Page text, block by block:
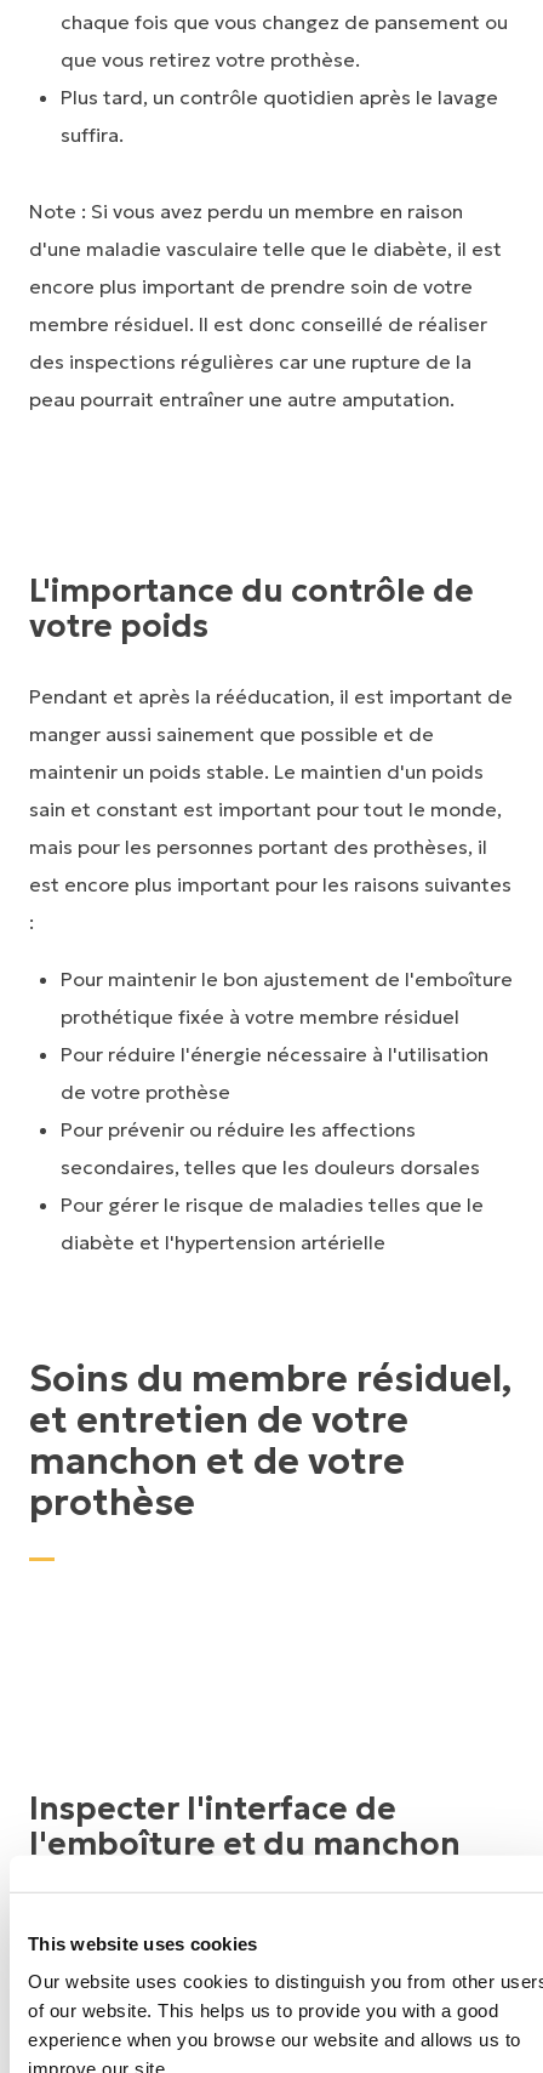
This website uses cookies
Our website uses cookies to distinguish you from other
of our website. This helps us to provide you with a good
experience when you browse our website and allows us to
improve our site.
chaque fois que vous changez de pansement ou
que vous retirez votre prothèse.
Plus tard, un contrôle quotidien après le lavage
suffira.
Note : Si vous avez perdu un membre en raison
d'une maladie vasculaire telle que le diabète, il est
encore plus important de prendre soin de votre
membre résiduel. Il est donc conseillé de réaliser
des inspections régulières car une rupture de la
peau pourrait entraîner une autre amputation.
L'importance du contrôle de
votre poids
Pendant et après la rééducation, il est important de
manger aussi sainement que possible et de
maintenir un poids stable. Le maintien d'un poids
sain et constant est important pour tout le monde,
mais pour les personnes portant des prothèses, il
est encore plus important pour les raisons suivantes
:
Pour maintenir le bon ajustement de l'emboîture
prothétique fixée à votre membre résiduel
Pour réduire l'énergie nécessaire à l'utilisation
de votre prothèse
Pour prévenir ou réduire les affections
secondaires, telles que les douleurs dorsales
Pour gérer le risque de maladies telles que le
diabète et l'hypertension artérielle
Soins du membre résiduel,
et entretien de votre
manchon et de votre
prothèse
Inspecter l'interface de
l'emboîture et du manchon
quotidiennement, idéalement avec une solution de
nettoyage recommandée par votre prothésiste.
Votre membre résiduel doit être bien ajusté mais